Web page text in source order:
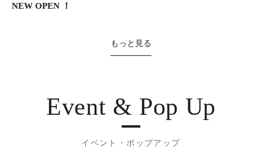
NEW OPEN ！
もっと見る
Event & Pop Up
イベント・ポップアップ